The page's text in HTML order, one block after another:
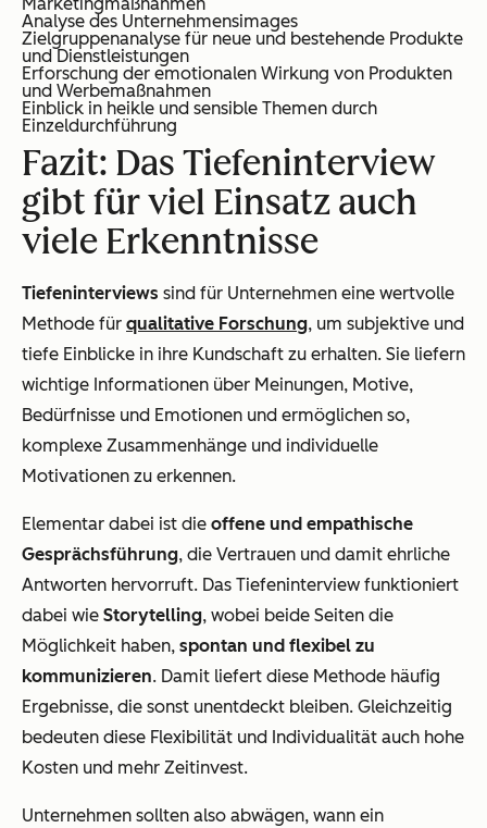
Marketingmaßnahmen
Analyse des Unternehmensimages
Zielgruppenanalyse für neue und bestehende Produkte
und Dienstleistungen
Erforschung der emotionalen Wirkung von Produkten
und Werbemaßnahmen
Einblick in heikle und sensible Themen durch
Einzeldurchführung
Fazit: Das Tiefeninterview
gibt für viel Einsatz auch
viele Erkenntnisse
Tiefeninterviews sind für Unternehmen eine wertvolle
Methode für qualitative Forschung, um subjektive und
tiefe Einblicke in ihre Kundschaft zu erhalten. Sie liefern
wichtige Informationen über Meinungen, Motive,
Bedürfnisse und Emotionen und ermöglichen so,
komplexe Zusammenhänge und individuelle
Motivationen zu erkennen.
Elementar dabei ist die offene und empathische
Gesprächsführung, die Vertrauen und damit ehrliche
Antworten hervorruft. Das Tiefeninterview funktioniert
dabei wie Storytelling, wobei beide Seiten die
Möglichkeit haben, spontan und flexibel zu
kommunizieren. Damit liefert diese Methode häufig
Ergebnisse, die sonst unentdeckt bleiben. Gleichzeitig
bedeuten diese Flexibilität und Individualität auch hohe
Kosten und mehr Zeitinvest.
Unternehmen sollten also abwägen, wann ein